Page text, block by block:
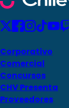
Corporativo
Comercial
Concursos
CHV Presenta
Proveedores